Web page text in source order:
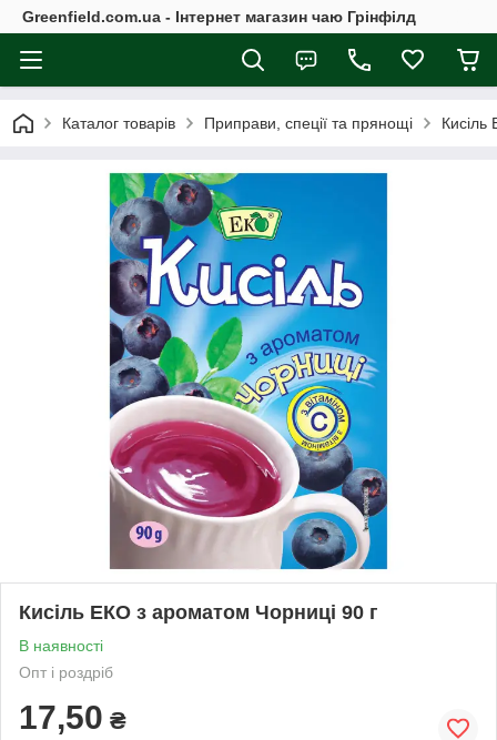
Greenfield.com.ua - Інтернет магазин чаю Грінфілд
Каталог товарів Приправи, спеції та прянощі
Кисіль ЕКО з ароматом Чорниці 90 г
В наявності
Опт і роздріб
17,50 ₴